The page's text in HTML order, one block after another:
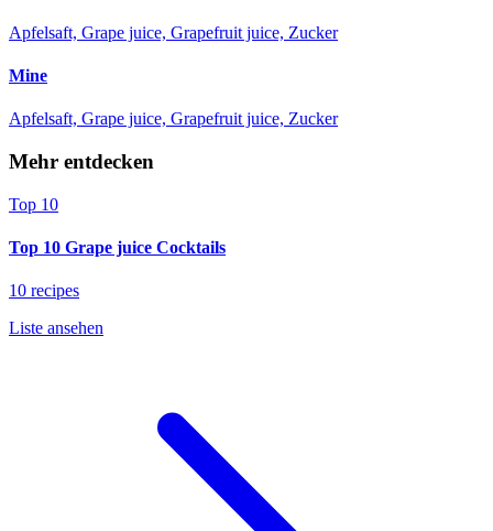
Apfelsaft, Grape juice, Grapefruit juice, Zucker
Mine
Apfelsaft, Grape juice, Grapefruit juice, Zucker
Mehr entdecken
Top 10
Top 10 Grape juice Cocktails
10 recipes
Liste ansehen